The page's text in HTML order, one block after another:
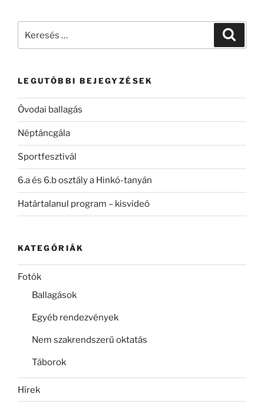
LEGUTÓBBI BEJEGYZÉSEK
Óvodai ballagás
Néptáncgála
Sportfesztivál
6.a és 6.b osztály a Hinkó-tanyán
Határtalanul program – kisvideó
KATEGÓRIÁK
Fotók
Ballagások
Egyéb rendezvények
Nem szakrendszerű oktatás
Táborok
Hírek